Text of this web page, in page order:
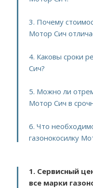
3. Почему
Мотор Сич
4. Каковы сроки
Сич?
5. Можно ли
Мотор Сич в
6. Что
газонокосилку
1. Сервисный
все марки